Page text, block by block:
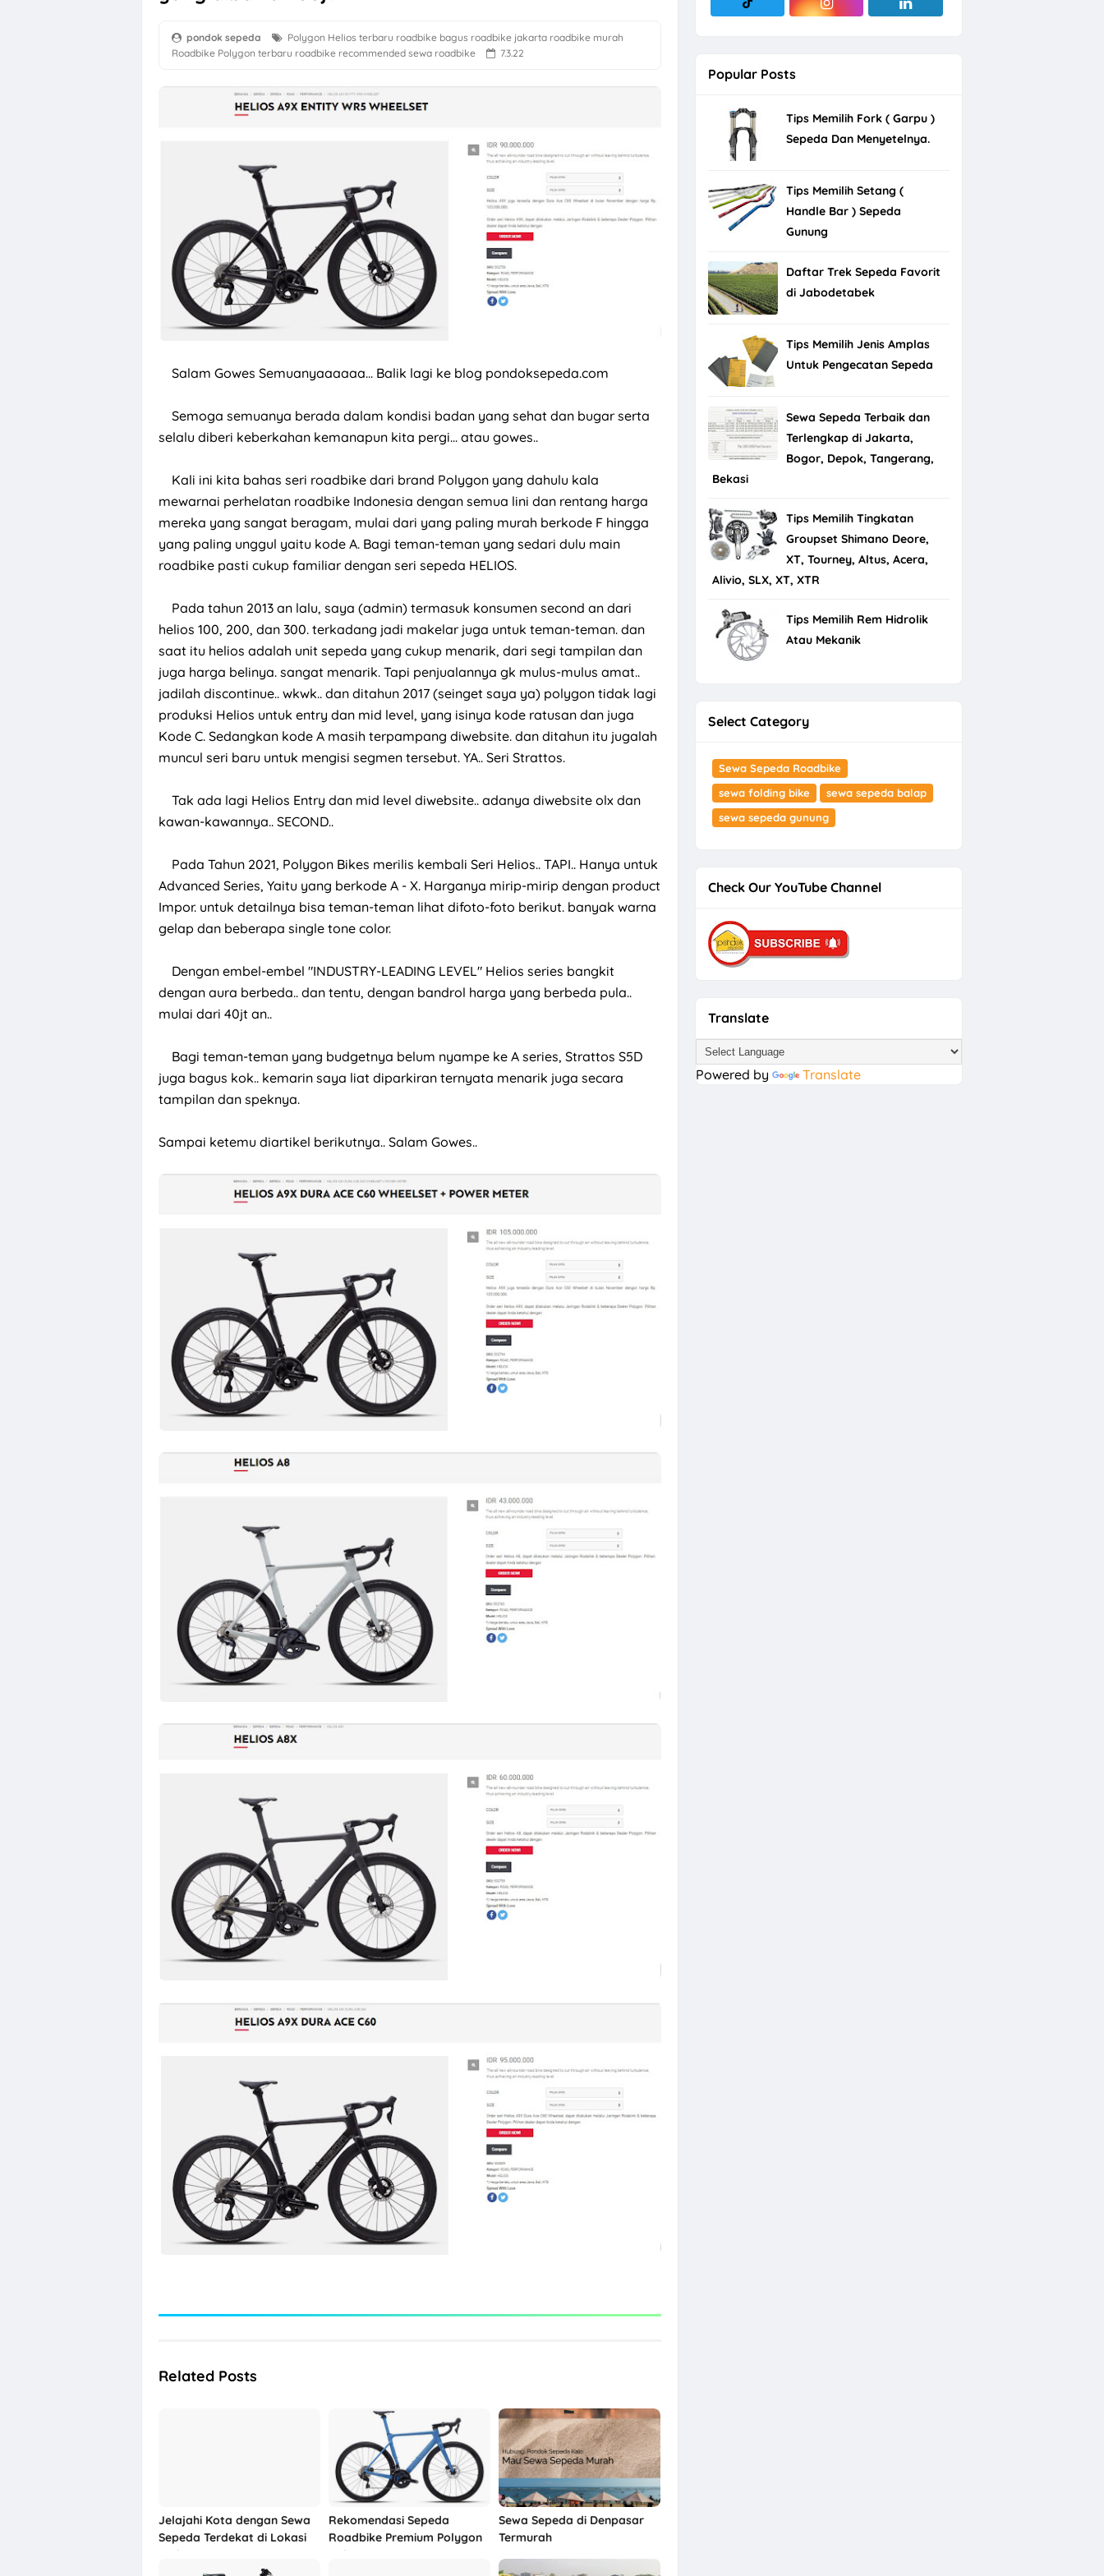
pondok sepeda Polygon Helios terbaru roadbike bagus roadbike jakarta roadbike murah
Roadbike Polygon terbaru roadbike recommended sewa roadbike 7.3.22
Salam Gowes Semuanyaaaaaa... Balik lagi ke blog pondoksepeda.com
Semoga semuanya berada dalam kondisi badan yang sehat dan bugar serta
selalu diberi keberkahan kemanapun kita pergi... atau gowes..
Kali ini kita bahas seri roadbike dari brand Polygon yang dahulu kala
mewarnai perhelatan roadbike Indonesia dengan semua lini dan rentang harga
mereka yang sangat beragam, mulai dari yang paling murah berkode F hingga
yang paling unggul yaitu kode A. Bagi teman-teman yang sedari dulu main
roadbike pasti cukup familiar dengan seri sepeda HELIOS.
Pada tahun 2013 an lalu, saya (admin) termasuk konsumen second an dari
helios 100, 200, dan 300. terkadang jadi makelar juga untuk teman-teman. dan
saat itu helios adalah unit sepeda yang cukup menarik, dari segi tampilan dan
juga harga belinya. sangat menarik. Tapi penjualannya gk mulus-mulus amat..
jadilah discontinue.. wkwk.. dan ditahun 2017 (seinget saya ya) polygon tidak lagi
produksi Helios untuk entry dan mid level, yang isinya kode ratusan dan juga
Kode C. Sedangkan kode A masih terpampang diwebsite. dan ditahun itu jugalah
muncul seri baru untuk mengisi segmen tersebut. YA.. Seri Strattos.
Tak ada lagi Helios Entry dan mid level diwebsite.. adanya diwebsite olx dan
kawan-kawannya.. SECOND..
Pada Tahun 2021, Polygon Bikes merilis kembali Seri Helios.. TAPI.. Hanya untuk
Advanced Series, Yaitu yang berkode A - X. Harganya mirip-mirip dengan product
Impor. untuk detailnya bisa teman-teman lihat difoto-foto berikut. banyak warna
gelap dan beberapa single tone color.
Dengan embel-embel "INDUSTRY-LEADING LEVEL" Helios series bangkit
dengan aura berbeda.. dan tentu, dengan bandrol harga yang berbeda pula..
mulai dari 40jt an..
Bagi teman-teman yang budgetnya belum nyampe ke A series, Strattos S5D
juga bagus kok.. kemarin saya liat diparkiran ternyata menarik juga secara
tampilan dan speknya.
Sampai ketemu diartikel berikutnya.. Salam Gowes..
Related Posts
Jelajahi Kota dengan Sewa
Sepeda Terdekat di Lokasi
Anda!
Rekomendasi Sepeda
Roadbike Premium Polygon
Helios A7
Sewa Sepeda di Denpasar
Termurah
Popular Posts
Tips Memilih Fork ( Garpu )
Sepeda Dan Menyetelnya.
Tips Memilih Setang (
Handle Bar ) Sepeda
Gunung
Daftar Trek Sepeda Favorit
di Jabodetabek
Tips Memilih Jenis Amplas
Untuk Pengecatan Sepeda
Sewa Sepeda Terbaik dan
Terlengkap di Jakarta,
Bogor, Depok, Tangerang,
Bekasi
Tips Memilih Tingkatan
Groupset Shimano Deore,
XT, Tourney, Altus, Acera,
Alivio, SLX, XT, XTR
Tips Memilih Rem Hidrolik
Atau Mekanik
Select Category
Sewa Sepeda Roadbike
sewa folding bike
sewa sepeda balap
sewa sepeda gunung
Check Our YouTube Channel
Translate
Powered by Translate